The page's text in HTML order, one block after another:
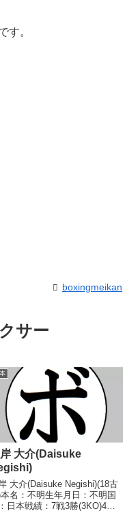
す。
boxingmeikan
サー
大介(Daisuke
大介(Daisuke Negishi)(18古
名：不明生年月日：不明国
日本戦績：7戦3勝(3KO)4敗